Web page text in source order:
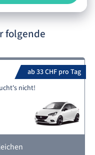
folgende
ab 33 CHF pro Tag
nicht!